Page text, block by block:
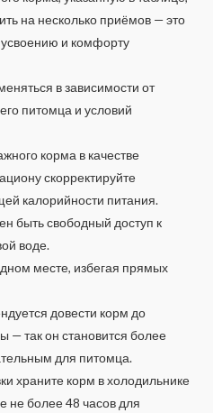
на несколько приёмов — это
и комфорту
в зависимости от
питомца и условий
корма в качестве
скорректируйте
калорийности питания.
быть свободный доступ к
воде.
месте, избегая прямых
довести корм до
— так он становится более
для питомца.
храните корм в холодильнике
не более 48 часов для